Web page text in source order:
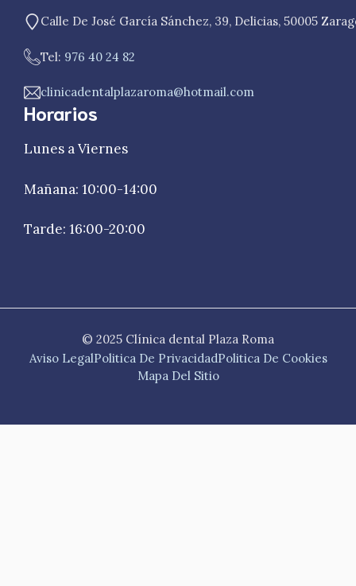
Calle De José García Sánchez, 39, Delicias, 50005
Tel: 976 40 24 82
clinicadentalplazaroma@hotmail.com
Horarios
Lunes a Viernes
Mañana: 10:00-14:00
Tarde: 16:00-20:00
© 2025 Clínica dental Plaza Roma
Aviso LegalPolitica De PrivacidadPolitica De Cookies
Mapa Del Sitio